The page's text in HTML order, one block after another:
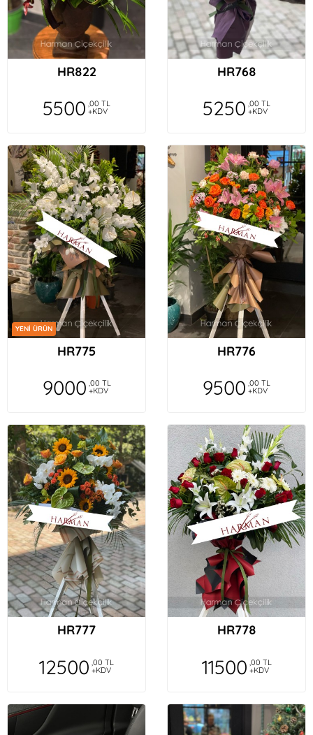
HR822
5500 ,00 TL
+KDV
HR768
5250 ,00 TL
+KDV
YENİ ÜRÜN
HR775
9000 ,00 TL
+KDV
HR776
9500 ,00 TL
+KDV
HR777
12500 ,00 TL
+KDV
HR778
11500 ,00 TL
+KDV